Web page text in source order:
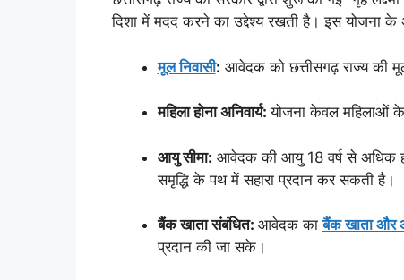
दिशा में मदद करने का उद्देश्य रखती है। इस योजना के
मूल निवासी: आवेदक को छत्तीसगढ़ राज्य की
महिला होना अनिवार्य:योजना केवल महिलाओं
आयु सीमा: आवेदक की आयु 18 वर्ष से अधिक
समृद्धि के पथ में सहारा प्रदान कर सकती है।
बैंक खाता संबंधित: आवेदक काबैंक खाता और
प्रदान की जा सके।